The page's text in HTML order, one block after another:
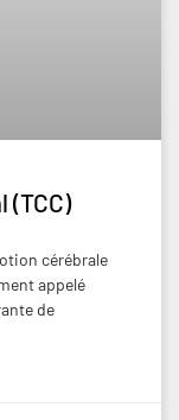
cérébrale
appelé
de